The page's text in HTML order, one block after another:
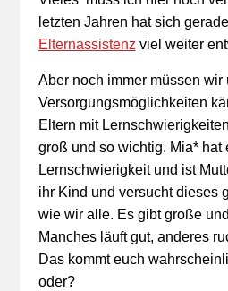
letzten Jahren hat sich
Elternassistenz viel weiter
Aber noch immer müssen wir
Versorgungsmöglichkeiten
Eltern mit
groß und so wichtig. Mia* hat
Lernschwierigkeit und ist
ihr Kind und versucht dieses
wie wir alle. Es gibt große
Manches läuft gut, anderes
Das kommt euch
oder?